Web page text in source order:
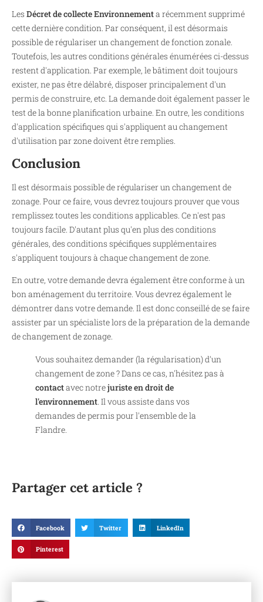
Les Décret de collecte Environnementa récemment supprimé
cette dernière condition. Par conséquent, il est désormais
possible de régulariser un changement de fonction zonale.
Toutefois, les autres conditions générales énumérées ci-dessus
restent d'application. Par exemple, le bâtiment doit toujours
exister, ne pas être délabré, disposer principalement d'un
permis de construire, etc. La demande doit également passer le
test de la bonne planification urbaine. En outre, les conditions
d'application spécifiques qui s'appliquent au changement
d'utilisation par zone doivent être remplies.
Conclusion
Il est désormais possible de régulariser un changement de
zonage. Pour ce faire, vous devrez toujours prouver que vous
remplissez toutes les conditions applicables. Ce n'est pas
toujours facile. D'autant plus qu'en plus des conditions
générales, des conditions spécifiques supplémentaires
s'appliquent toujours à chaque changement de zone.
En outre, votre demande devra également être conforme à un
bon aménagement du territoire. Vous devrez également le
démontrer dans votre demande. Il est donc conseillé de se faire
assister par un spécialiste lors de la préparation de la demande
de changement de zonage.
Vous souhaitez demander (la régularisation) d'un
changement de zone ? Dans ce cas, n'hésitez pas à
contactavec notrejuriste en droit de
l'environnement. Il vous assiste dans vos
demandes de permis pour l'ensemble de la
Flandre.
Partager cet article ?
Facebook Twitter LinkedIn
Pinterest